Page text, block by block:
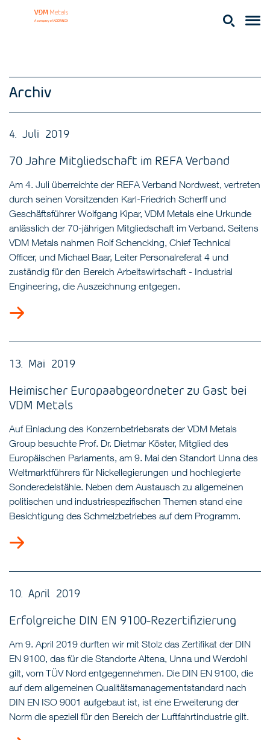
Archiv
4. Juli 2019
70 Jahre Mitgliedschaft im REFA Verband
Am 4. Juli überreichte der REFA Verband Nordwest, vertreten
durch seinen Vorsitzenden Karl-Friedrich Scherff und
Geschäftsführer Wolfgang Kipar, VDM Metals eine Urkunde
anlässlich der 70-jährigen Mitgliedschaft im Verband. Seitens
VDM Metals nahmen Rolf Schencking, Chief Technical
Officer, und Michael Baar, Leiter Personalreferat 4 und
zuständig für den Bereich Arbeitswirtschaft - Industrial
Engineering, die Auszeichnung entgegen.
13. Mai 2019
Heimischer Europaabgeordneter zu Gast bei
VDM Metals
Auf Einladung des Konzernbetriebsrats der VDM Metals
Group besuchte Prof. Dr. Dietmar Köster, Mitglied des
Europäischen Parlaments, am 9. Mai den Standort Unna des
Weltmarktführers für Nickellegierungen und hochlegierte
Sonderedelstähle. Neben dem Austausch zu allgemeinen
politischen und industriespezifischen Themen stand eine
Besichtigung des Schmelzbetriebes auf dem Programm.
10. April 2019
Erfolgreiche DIN EN 9100-Rezertifizierung
Am 9. April 2019 durften wir mit Stolz das Zertifikat der DIN
EN 9100, das für die Standorte Altena, Unna und Werdohl
gilt, vom TÜV Nord entgegennehmen. Die DIN EN 9100, die
auf dem allgemeinen Qualitätsmanagementstandard nach
DIN EN ISO 9001 aufgebaut ist, ist eine Erweiterung der
Norm die speziell für den Bereich der Luftfahrtindustrie gilt.